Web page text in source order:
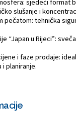
sjedeći format
slušanje i
pečatom: tehnička
“Japan u Rijeci”:
i faze prodaje:
planiranje.